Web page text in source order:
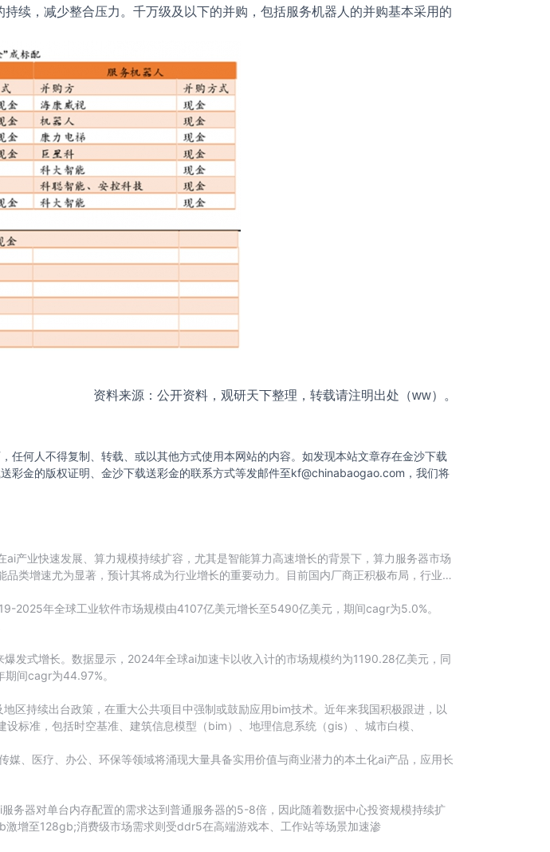
续，减少整合压力。千万级及以下的并购，包括服务机器人的并购基本采用的
资料来源：公开资料，观研天下整理，转载请注明出处（ww）。
任何人不得复制、转载、或以其他方式使用本网站的内容。如发现本站文章存在金沙下载
彩金的版权证明、金沙下载送彩金的联系方式等发邮件至kf@chinabaogao.com ，我们将
产业快速发展、算力规模持续扩容，尤其是智能算力高速增长的背景下，算力服务器市场
类增速尤为显著，预计其将成为行业增长的重要动力。目前国内厂商正积极布局，行业竞
2025年全球工业软件市场规模由4107亿美元增长至5490亿美元，期间cagr为5.0%。
发式增长。数据显示，2024年全球ai加速卡以收入计的市场规模约为1190.28亿美元，同
间cagr为44.97%。
区持续出台政策，在重大公共项目中强制或鼓励应用bim技术。近年来我国积极跟进，以
标准，包括时空基准、建筑信息模型（bim）、地理信息系统（gis）、城市白模、
媒、医疗、办公、环保等领域将涌现大量具备实用价值与商业潜力的本土化ai产品，应用长
务器对单台内存配置的需求达到普通服务器的5-8倍，因此随着数据中心投资规模持续扩
增至128gb;消费级市场需求则受ddr5在高端游戏本、工作站等场景加速渗